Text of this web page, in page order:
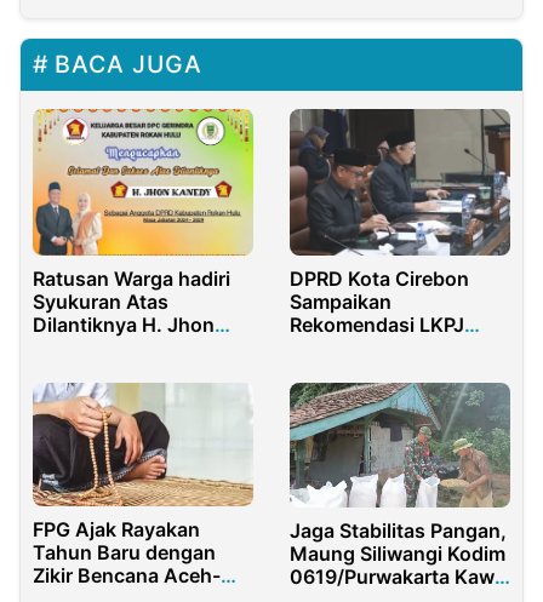
BACA JUGA
Ratusan Warga hadiri
Syukuran Atas
Dilantiknya H. Jhon
Masa bhakti 2024-
2029
DPRD Kota Cirebon
Sampaikan
Rekomendasi LKPJ
FPG Ajak Rayakan
Tahun Baru dengan
Zikir Bencana Aceh-
Jaga Stabilitas Pangan,
Maung Siliwangi Kodim
0619/Purwakarta Kawal